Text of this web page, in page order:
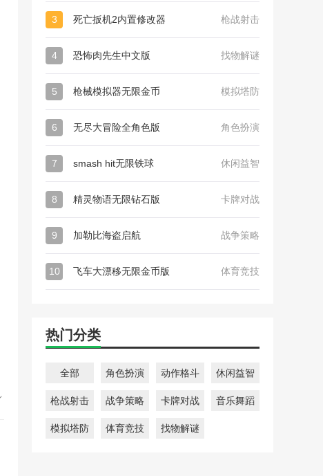
3 死亡扳机2内置修改器 枪战射击
4 恐怖肉先生中文版 找物解谜
5 枪械模拟器无限金币 模拟塔防
6 无尽大冒险全角色版 角色扮演
7 smash hit无限铁球 休闲益智
8 精灵物语无限钻石版 卡牌对战
9 加勒比海盗启航 战争策略
10 飞车大漂移无限金币版 体育竞技
热门分类
全部 角色扮演 动作格斗 休闲益智
枪战射击 战争策略 卡牌对战 音乐舞蹈
模拟塔防 体育竞技 找物解谜